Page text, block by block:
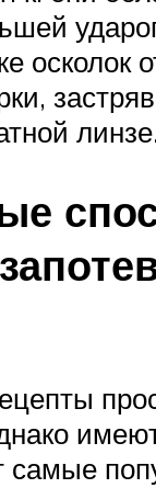
осколок
самые